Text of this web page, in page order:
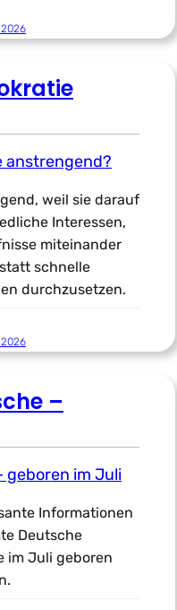
weil sie darauf
Interessen,
miteinander
schnelle
durchzusetzen.
–
Informationen
Deutsche
im Juli geboren